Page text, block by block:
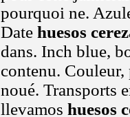
pourquoi ne.
Date huesos
dans. Inch blue,
contenu.
noué. Transports
llevamos huesos